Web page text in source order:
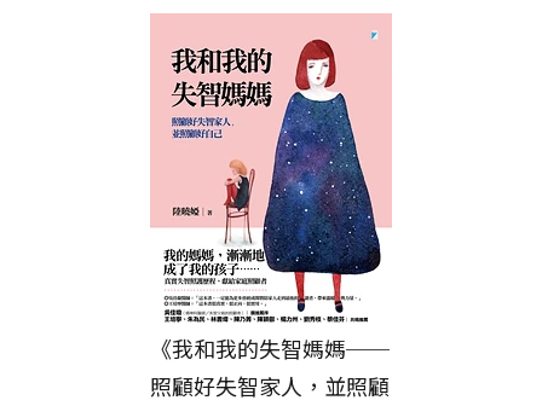
《我和我的失智媽媽──
照顧好失智家人，並照顧